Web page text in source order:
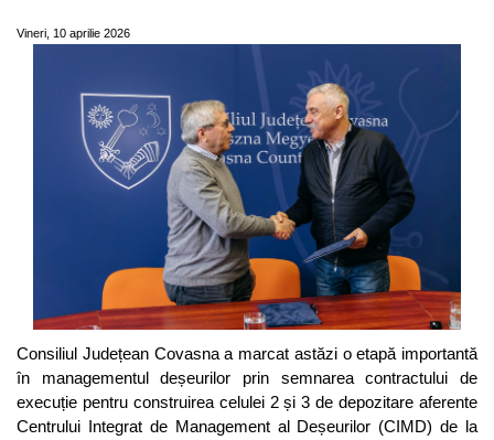
Vineri, 10 aprilie 2026
Consiliul Județean Covasna a marcat astăzi o etapă importantă
în managementul deșeurilor prin semnarea contractului de
execuție pentru construirea celulei 2 și 3 de depozitare aferente
Centrului Integrat de Management al Deșeurilor (CIMD) de la